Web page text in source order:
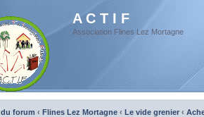
A C T I F
Association Flines Lez Mortagne
forum ‹ Flines Lez Mortagne ‹ Le vide grenier ‹